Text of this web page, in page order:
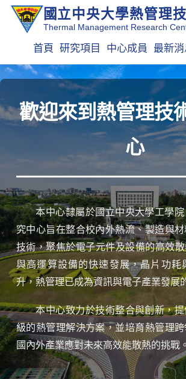
國立中央大學熱管理
Thermal Management Research
首頁 研究項目 中心成員 最新消
歡迎來到熱管理技
心
本中心隸屬於國立中央大學工學
究中心旨在整合校內外熱流、製造與
技術，聚焦於電子元件及設備的高效
與高運算設備的快速發展，晶片功耗
升，熱管理已成為資訊與電子產業發展
本中心致力於技術整合與創新，
級的熱管理解決方案，並培育熱管理
國內外產業應對未來高效能散熱的挑戰